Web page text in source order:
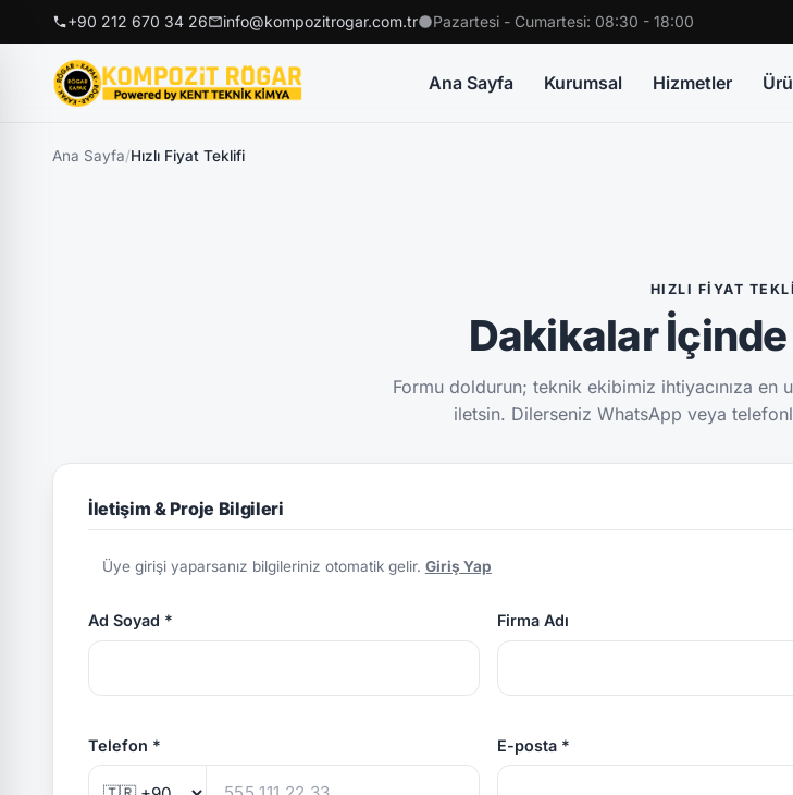
+90 212 670 34 26 info@kompozitrogar.com.tr Pazartesi - Cumartesi: 08:30 - 18:00
Ana Sayfa Kurumsal Hizmetler
Ana Sayfa/Hızlı Fiyat Teklifi
HIZLI FIYAT
Dakikalar
Formu doldurun; teknik ekibimiz ihtiyacınıza en
iletsin. Dilerseniz WhatsApp veya
İletişim & Proje Bilgileri
Üye girişi yaparsanız bilgileriniz otomatik gelir. Giriş Yap
Ad Soyad * Firma Adı
Telefon * E-posta *